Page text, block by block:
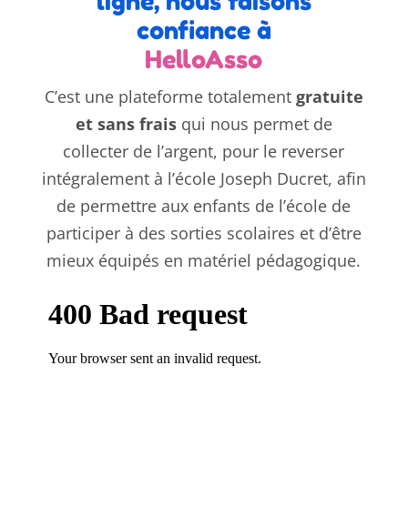
confiance à
HelloAsso
C’est une plateforme totalement gratuite
et sans fraisqui nous permet de
collecter de l’argent, pour le reverser
intégralement à l’école Joseph Ducret, afin
de permettre aux enfants de l’école de
participer à des sorties scolaires et d’être
mieux équipés en matériel pédagogique.